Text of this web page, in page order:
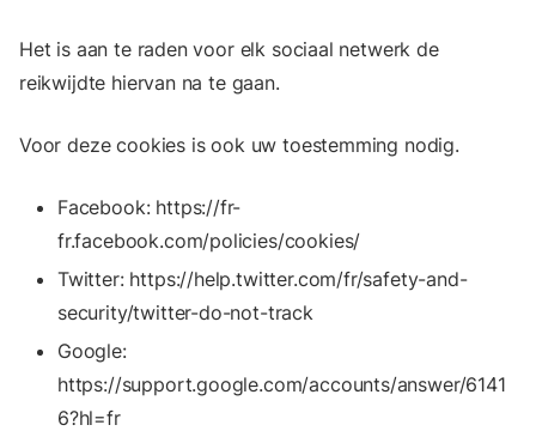
Het is aan te raden voor elk sociaal netwerk de
reikwijdte hiervan na te gaan.
Voor deze cookies is ook uw toestemming nodig.
Facebook: https://fr-
fr.facebook.com/policies/cookies/
Twitter: https://help.twitter.com/fr/safety-and-
security/twitter-do-not-track
Google:
https://support.google.com/accounts/answer/6141
6?hl=fr